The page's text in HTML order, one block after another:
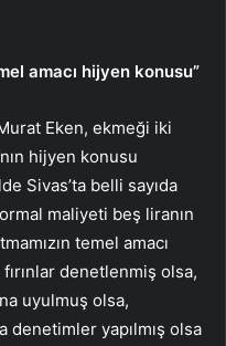
amacı hijyen konusu”
Eken, ekmeği iki
hijyen konusu
Sivas’ta belli sayıda
maliyeti beş liranın
temel amacı
denetlenmiş olsa,
uyulmuş olsa,
denetimler yapılmış olsa